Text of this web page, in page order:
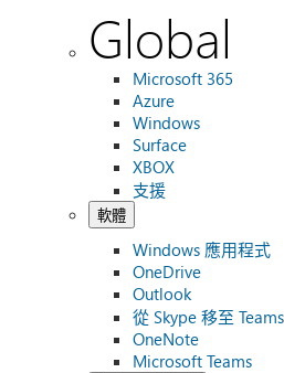
Global
Microsoft 365
Azure
Windows
Surface
XBOX
支援
軟體
Windows 應用程式
OneDrive
Outlook
從 Skype 移至 Teams
OneNote
Microsoft Teams